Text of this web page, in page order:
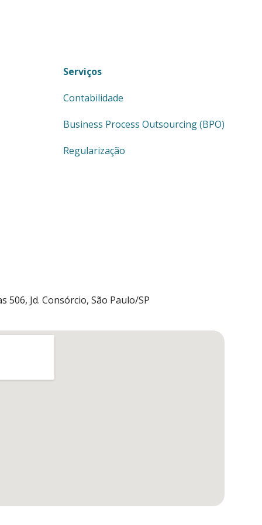
Serviços
Contabilidade
Business Process Outsourcing (BPO)
Regularização
506, Jd. Consórcio, São Paulo/SP